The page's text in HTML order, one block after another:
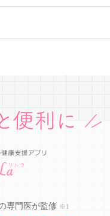
専門医が監修 ※1